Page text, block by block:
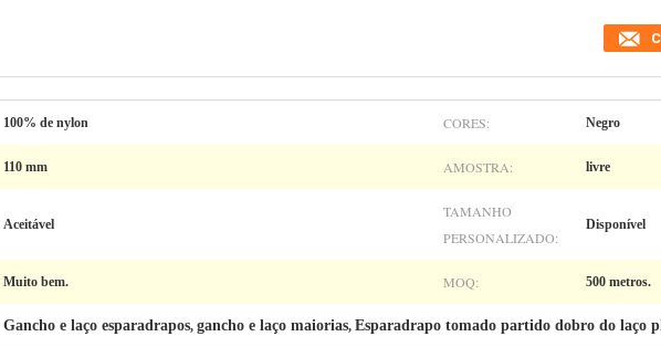
100% de nylon CORES: Negro
110 mm AMOSTRA: livre
Aceitável
TAMANHO
PERSONALIZADO:
Disponível
Muito bem. MOQ: 500 metros.
Gancho e laço esparadrapos, gancho e laço maiorias, Esparadrapo tomado partido dobro do laço